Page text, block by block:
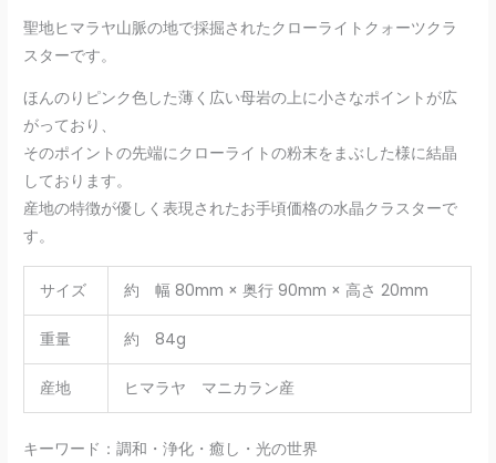
聖地ヒマラヤ山脈の地で採掘されたクローライトクォーツクラ
スターです。
ほんのりピンク色した薄く広い母岩の上に小さなポイントが広
がっており、
そのポイントの先端にクローライトの粉末をまぶした様に結晶
しております。
産地の特徴が優しく表現されたお手頃価格の水晶クラスターで
す。
サイズ 約 幅 80mm × 奥行 90mm × 高さ 20mm
重量 約 84g
産地 ヒマラヤ マニカラン産
キーワード：調和・浄化・癒し・光の世界